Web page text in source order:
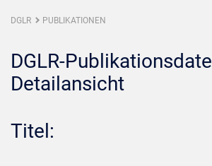
DGLR PUBLIKATIONEN
DGLR-
Detailansicht
Titel: